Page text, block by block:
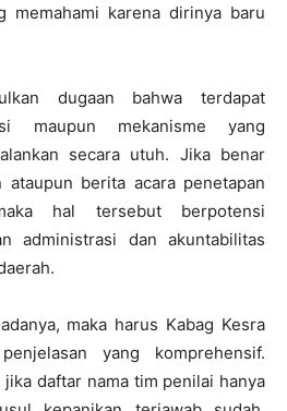
memahami karena dirinya baru
dugaan bahwa terdapat
maupun mekanisme yang
secara utuh. Jika benar
berita acara penetapan
hal tersebut berpotensi
administrasi dan akuntabilitas
maka harus Kabag Kesra
yang komprehensif.
daftar nama tim penilai hanya